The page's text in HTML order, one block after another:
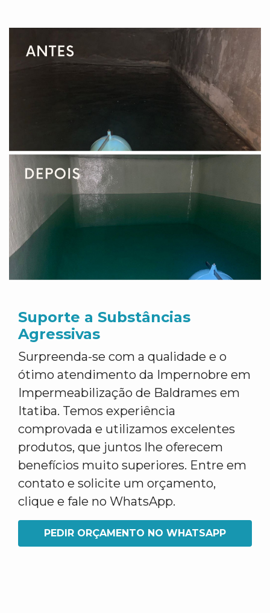
Suporte a Substâncias
Agressivas
Surpreenda-se com a qualidade e o
ótimo atendimento da Impernobre em
Impermeabilização de Baldrames em
Itatiba. Temos experiência
comprovada e utilizamos excelentes
produtos, que juntos lhe oferecem
benefícios muito superiores. Entre em
contato e solicite um orçamento,
clique e fale no WhatsApp.
PEDIR ORÇAMENTO NO WHATSAPP